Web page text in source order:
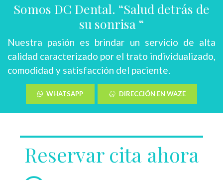
Somos DC Dental. “Salud detrás de
su sonrisa “
Nuestra pasión es brindar un servicio de alta
calidad caracterizado por el trato individualizado,
comodidad y satisfacción del paciente.
WHATSAPP DIRECCIÓN EN WAZE
Reservar cita ahora